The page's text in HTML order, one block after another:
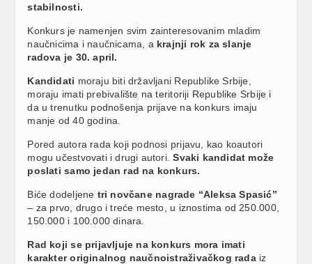
stabilnosti.
Konkurs je namenjen svim zainteresovanim mladim
naučnicima i naučnicama, a krajnji rok za slanje
radova je 30. april.
Kandidati moraju biti državljani Republike Srbije,
moraju imati prebivalište na teritoriji Republike Srbije i
da u trenutku podnošenja prijave na konkurs imaju
manje od 40 godina.
Pored autora rada koji podnosi prijavu, kao koautori
mogu učestvovati i drugi autori.Svaki kandidat može
poslati samo jedan rad na konkurs.
Biće dodeljene tri novčane nagrade “Aleksa Spasić”
– za prvo, drugo i treće mesto, u iznostima od 250.000,
150.000 i 100.000 dinara.
Rad koji se prijavljuje na konkurs mora imati
karakter originalnog naučnoistraživačkog radaiz